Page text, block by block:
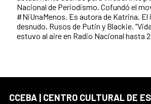
Nacional de Periodismo. Cofundó el
#NiUnaMenos. Es autora de Katrina. El
desnudo, Rusos de Putin y Blackie.
estuvo al aire en Radio Nacional hasta
CCEBA | CENTRO CULTURAL DE